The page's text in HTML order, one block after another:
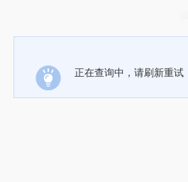
正在查询中，请刷新重试